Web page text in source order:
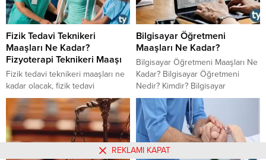
Fizik Tedavi Teknikeri
Maaşları Ne Kadar?
Fizyoterapi Teknikeri Maaşı
​​​​​​​Fizik tedavi teknikeri maaşları ne
kadar olacak, fizik tedavi
teknikerliğinin görevleri nelerdir,
fizik tedavi teknikeri nasıl olunur,
fizyoterapi teknikeri nedir, çalışma
şartları nasıldır, özel sektör fizik
tedavi teknikeri maaşları ne kadar
oldu gibi soruların cevaplarını
Bilgisayar Öğretmeni
Maaşları Ne Kadar?
Bilgisayar Öğretmeni Maaşları Ne
Kadar? Bilgisayar Öğretmeni
Nedir? Kimdir? Bilgisayar
Öğretmeni Ne İş Yapar? Bilgisayar
Öğretmeni Olmak İçin Gereken
Özellikler Nelerdir?
REKLAMI KAPAT